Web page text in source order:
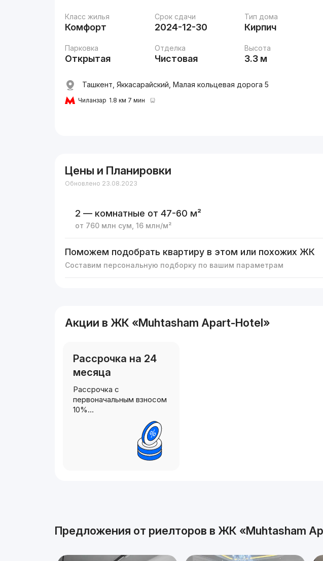
Класс жилья
Комфорт
Срок сдачи
2024-12-30
Тип дома
Кирпич
Парковка
Открытая
Отделка
Чистовая
Высота
3.3 м
Ташкент, Яккасарайский, Малая кольцевая дорога 5
Чиланзар 1.8 км 7 мин
Цены и Планировки
Обновлено 23.08.2023
2 — комнатные от 47-60 м²
от 760 млн сум ,16 млн/м²
Поможем подобрать квартиру в этом или похожих ЖК
Составим персональную подборку по вашим параметрам
Акции в ЖК «Muhtasham Apart-Hotel»
Рассрочка на 24
месяца
Рассрочка с
первоначальным взносом
10%…
Предложения от риелторов в ЖК «Muhtasham